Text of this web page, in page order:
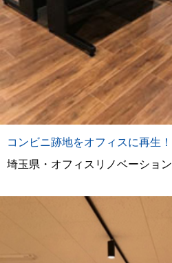
コンビニ跡地をオフィスに再生！
埼玉県・オフィスリノベーション